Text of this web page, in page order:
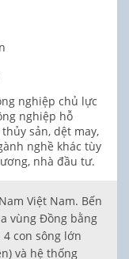
nghiệp chủ lực
nghiệp hỗ
sản, dệt may,
nghề khác tùy
nhà đầu tư.
Việt Nam. Bến
vùng Đồng bằng
con sông lớn
và hệ thống